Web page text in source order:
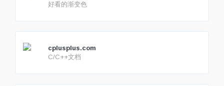
好看的渐变色
cplusplus.com
C/C++文档